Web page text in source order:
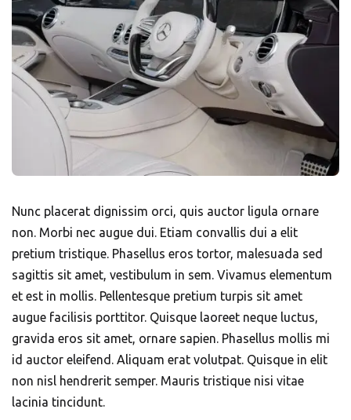
Nunc placerat dignissim orci, quis auctor ligula ornare
non. Morbi nec augue dui. Etiam convallis dui a elit
pretium tristique. Phasellus eros tortor, malesuada sed
sagittis sit amet, vestibulum in sem. Vivamus elementum
et est in mollis. Pellentesque pretium turpis sit amet
augue facilisis porttitor. Quisque laoreet neque luctus,
gravida eros sit amet, ornare sapien. Phasellus mollis mi
id auctor eleifend. Aliquam erat volutpat. Quisque in elit
non nisl hendrerit semper. Mauris tristique nisi vitae
lacinia tincidunt.